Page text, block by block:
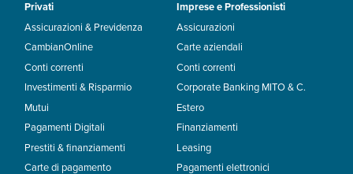
Privati
Assicurazioni & Previdenza
CambianOnline
Conti correnti
Investimenti & Risparmio
Mutui
Pagamenti Digitali
Prestiti & finanziamenti
Carte di pagamento
Imprese e Professionisti
Assicurazioni
Carte aziendali
Conti correnti
Corporate Banking MITO & C.
Estero
Finanziamenti
Leasing
Pagamenti elettronici